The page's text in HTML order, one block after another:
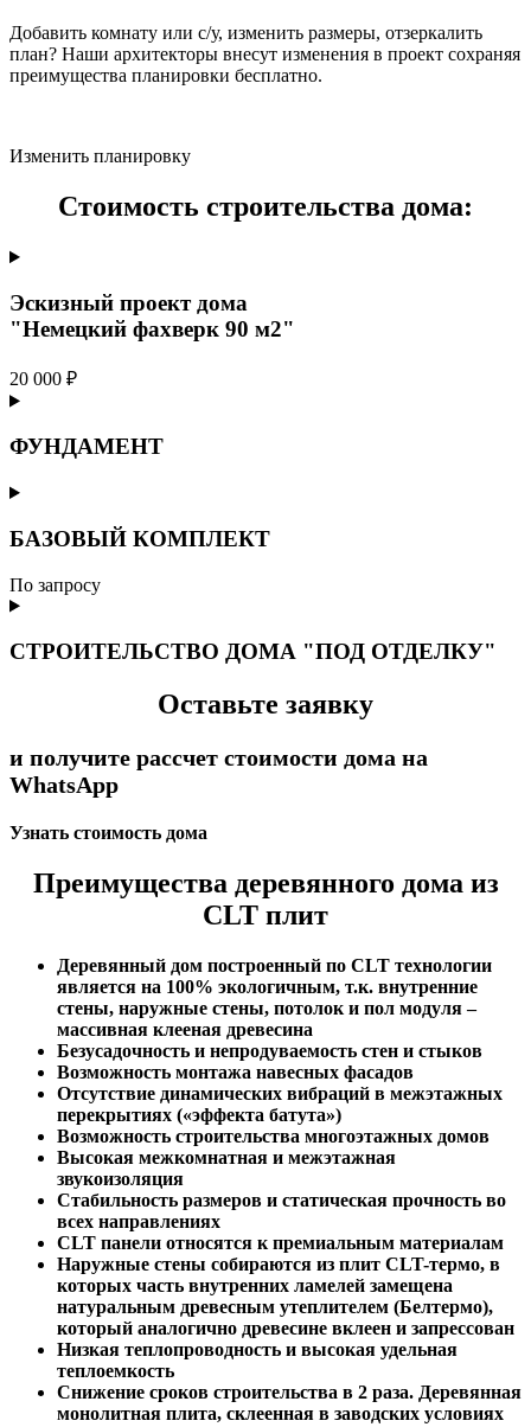
Добавить комнату или с/у, изменить размеры, отзеркалить
план? Наши архитекторы внесут изменения в проект сохраняя
преимущества планировки бесплатно.
Изменить планировку
Стоимость строительства дома:
Эскизный проект дома
"Немецкий фахверк 90 м2"
20 000 ₽
ФУНДАМЕНТ
БАЗОВЫЙ КОМПЛЕКТ
По запросу
СТРОИТЕЛЬСТВО ДОМА "ПОД ОТДЕЛКУ"
Оставьте заявку
и получите рассчет стоимости дома на
WhatsApp
Узнать стоимость дома
Преимущества деревянного дома из
CLT плит
Деревянный дом построенный по CLT технологии
является на 100% экологичным, т.к. внутренние
стены, наружные стены, потолок и пол модуля –
массивная клееная древесина
Безусадочность и непродуваемость стен и стыков
Возможность монтажа навесных фасадов
Отсутствие динамических вибраций в межэтажных
перекрытиях («эффекта батута»)
Возможность строительства многоэтажных домов
Высокая межкомнатная и межэтажная
звукоизоляция
Стабильность размеров и статическая прочность во
всех направлениях
CLT панели относятся к премиальным материалам
Наружные стены собираются из плит CLT-термо, в
которых часть внутренних ламелей замещена
натуральным древесным утеплителем (Белтермо),
который аналогично древесине вклеен и запрессован
Низкая теплопроводность и высокая удельная
теплоемкость
Снижение сроков строительства в 2 раза. Деревянная
монолитная плита, склеенная в заводских условиях